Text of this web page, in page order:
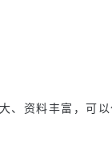
、资料丰富，可